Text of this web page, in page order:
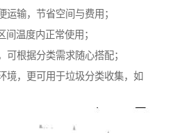
运输，节省空间与费用；
温度内正常使用；
可根据分类需求随心搭配；
境，更可用于垃圾分类收集，如